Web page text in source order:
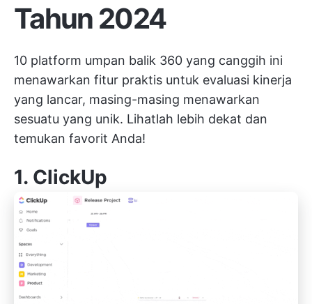
Tahun 2024
10 platform umpan balik 360 yang canggih ini
menawarkan fitur praktis untuk evaluasi kinerja
yang lancar, masing-masing menawarkan
sesuatu yang unik. Lihatlah lebih dekat dan
temukan favorit Anda!
1. ClickUp